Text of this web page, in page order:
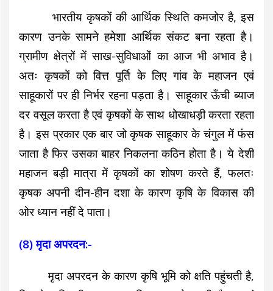
भारतीय कृषकों की आर्थिक स्थिति कमजोर है, इस
कारण उनके सामने हमेशा आर्थिक संकट बना रहता है।
ग्रामीण क्षेत्रों में साख-सुविधाओं का आज भी अभाव है।
अतः कृषकों को वित्त पूर्ति के लिए गांव के महाजन एवं
साहूकारों पर ही निर्भर रहना पड़ता है। साहूकार ऊँची ब्याज
दर वसूल करता है एवं कृषकों के साथ धोखाधड़ी करता रहता
है। इस प्रकार एक बार जो कृषक साहूकार के चंगुल में फंस
जाता है फिर उसका बाहर निकलना कठिन होता है। ये देशी
महाजन बड़ी मात्रा में कृषकों का शोषण करते हैं, फलतः
कृषक अपनी दीन-हीन दशा के कारण कृषि के विकास की
ओर ध्यान नहीं दे पाता।
(8) मृदा अपरदन:-
मृदा अपरदन के कारण कृषि भूमि को क्षति पहुंचती है,